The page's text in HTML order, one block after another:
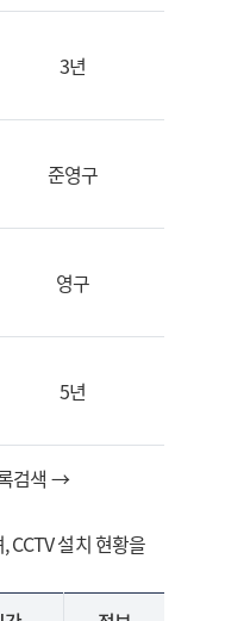
3년
준영구
영구
5년
검색 →
CCTV 설치 현황을